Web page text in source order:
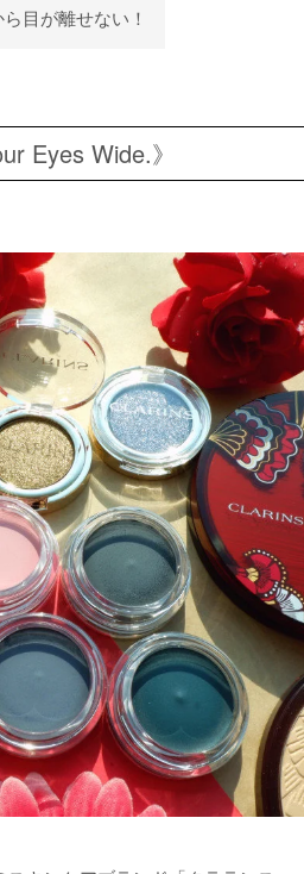
目が離せない！
Eyes Wide.》